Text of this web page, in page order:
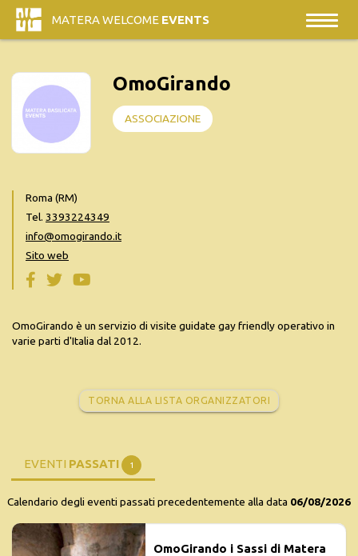
MATERA WELCOME EVENTS
OmoGirando
ASSOCIAZIONE
Roma (RM)
Tel. 3393224349
info@omogirando.it
Sito web
OmoGirando è un servizio di visite guidate gay friendly operativo in
varie parti d'Italia dal 2012.
TORNA ALLA LISTA ORGANIZZATORI
EVENTI PASSATI 1
Calendario degli eventi passati precedentemente alla data 06/08/2026
OmoGirando i Sassi di Matera